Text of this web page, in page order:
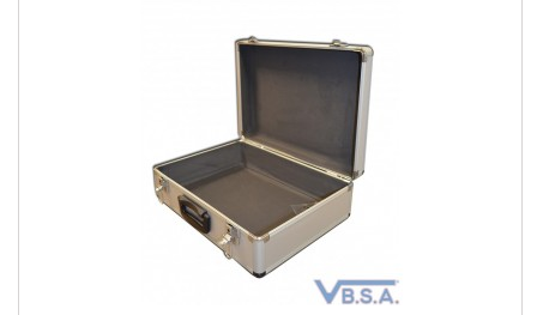
Vos propres sessions d’entraînement Un outil simple et...